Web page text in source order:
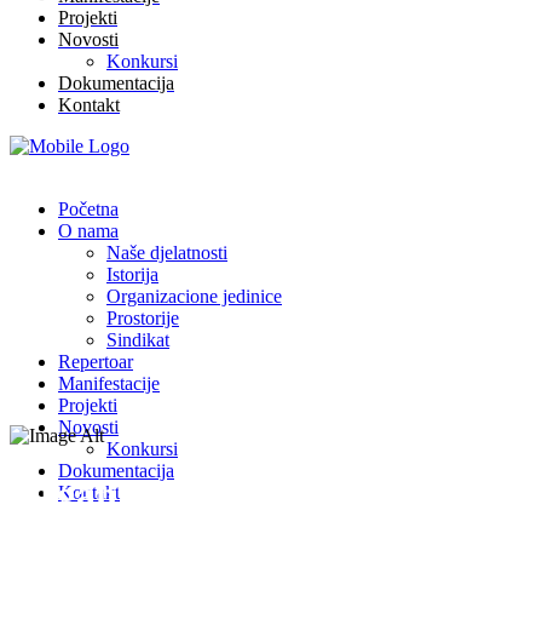
Projekti
Novosti
Konkursi
Dokumentacija
Kontakt
Početna
O nama
Naše djelatnosti
Istorija
Organizacione jedinice
Prostorije
Sindikat
Repertoar
Manifestacije
Projekti
Novosti
Konkursi
Dokumentacija
Kontakt
Organizacione jedinice